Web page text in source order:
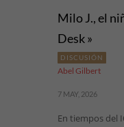
Milo J., el
Desk »
DISCUSIÓN
Abel Gilbert
7 MAY, 2026
En tiempos del